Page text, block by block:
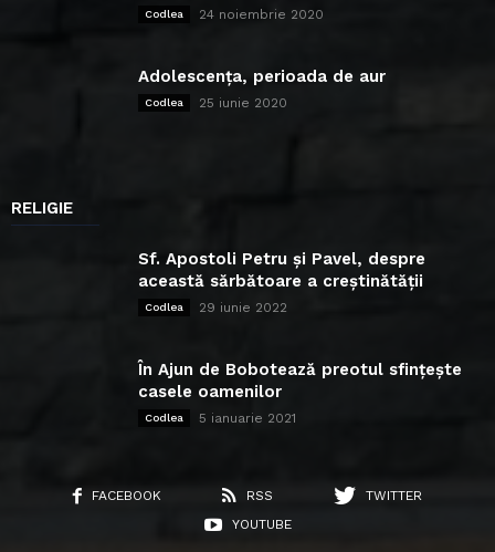
Codlea 24 noiembrie 2020
Adolescența, perioada de aur
Codlea 25 iunie 2020
RELIGIE
Sf. Apostoli Petru și Pavel, despre
această sărbătoare a creștinătății
Codlea 29 iunie 2022
În Ajun de Bobotează preotul sfințește
casele oamenilor
Codlea 5 ianuarie 2021
FACEBOOK RSS
TWITTER
YOUTUBE